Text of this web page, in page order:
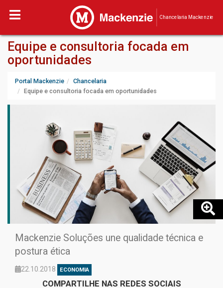
Chancelaria Mackenzie
Equipe e consultoria focada em
oportunidades
Portal Mackenzie
Chancelaria
Equipe e consultoria focada em oportunidades
Mackenzie Soluções une qualidade técnica e
postura ética
22.10.2018 ECONOMIA
COMPARTILHE NAS REDES SOCIAIS